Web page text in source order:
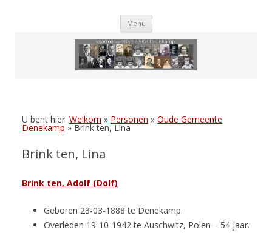
Menu Skip
U bent hier: Welkom » Personen » Oude Gemeente
Denekamp » Brink ten, Lina
Brink ten, Lina
Brink ten, Adolf (Dolf)
Geboren 23-03-1888 te Denekamp.
Overleden 19-10-1942 te Auschwitz, Polen – 54 jaar.